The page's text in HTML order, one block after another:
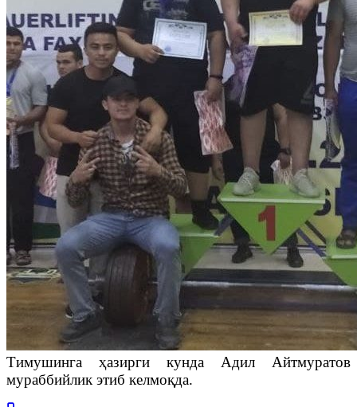
Тимушинга ҳазирги кунда Адил Айтмуратов
мураббийлик этиб келмоқда.